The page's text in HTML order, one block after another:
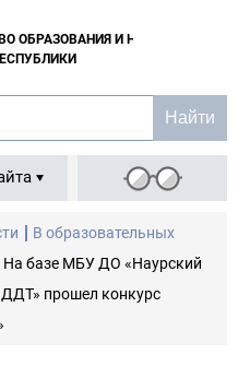
ОБРАЗОВАНИЯ И НАУКИ
В образовательных
На базе МБУ ДО «Наурский
прошел конкурс